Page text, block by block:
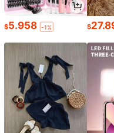
$5.958 -1% $